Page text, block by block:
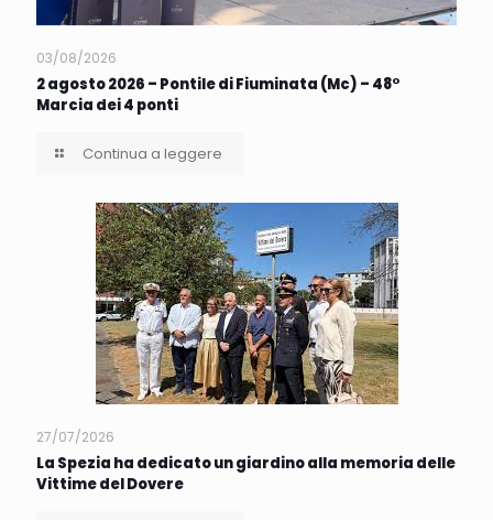
03/08/2026
2 agosto 2026 – Pontile di Fiuminata (Mc) – 48°
Marcia dei 4 ponti
Continua a leggere
27/07/2026
La Spezia ha dedicato un giardino alla memoria delle
Vittime del Dovere